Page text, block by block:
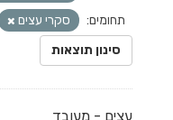
תחומים:
סקרי עצים
סינון תוצאות
עצים - מעובד